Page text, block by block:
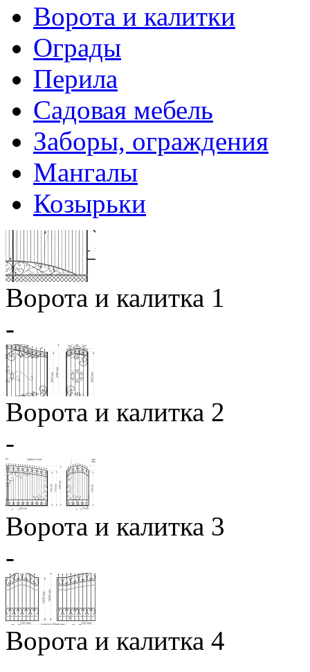
Ворота и калитки
Ограды
Перила
Садовая мебель
Заборы, ограждения
Мангалы
Козырьки
Ворота и калитка 1
-
Ворота и калитка 2
-
Ворота и калитка 3
-
Ворота и калитка 4